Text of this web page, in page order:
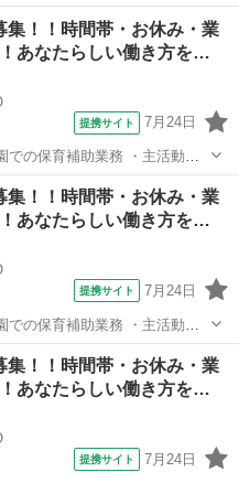
・給食、おやつ等の介助 ・午
集！！時間帯・お休み・業
あなたらしい働き方を…
提携サイト 7月24日
での保育補助業務 ・主活動の
・給食、おやつ等の介助 ・午
保育士
集！！時間帯・お休み・業
あなたらしい働き方を…
提携サイト 7月24日
での保育補助業務 ・主活動の
・給食、おやつ等の介助 ・午
士
集！！時間帯・お休み・業
あなたらしい働き方を…
提携サイト 7月24日